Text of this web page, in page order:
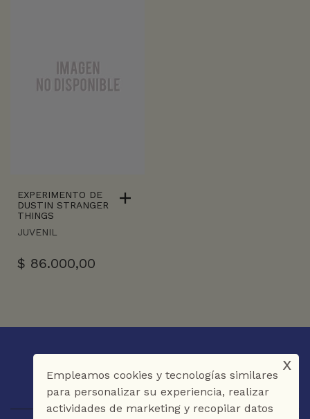
EXPERIMENTO DE
DUSTIN STRANGER
THINGS
JUVENIL
$ 86.000,00
Empleamos cookies y tecnologías similares
para personalizar su experiencia, realizar
actividades de marketing y recopilar datos
x